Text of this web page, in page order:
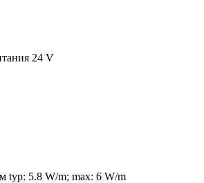
24 V
typ: 5.8 W/m; max: 6 W/m